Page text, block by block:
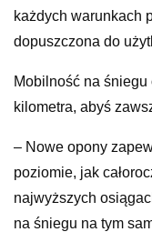
każdych warunkach
dopuszczona do
Mobilność na
kilometra, abyś
– Nowe opony
poziomie, jak
najwyższych
na śniegu na tym